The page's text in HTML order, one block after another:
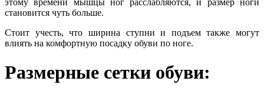
этому времени мышцы ног расслабляются, и размер ноги
становится чуть больше.
Стоит учесть, что ширина ступни и подъем также могут
влиять на комфортную посадку обуви по ноге.
Размерные сетки обуви: